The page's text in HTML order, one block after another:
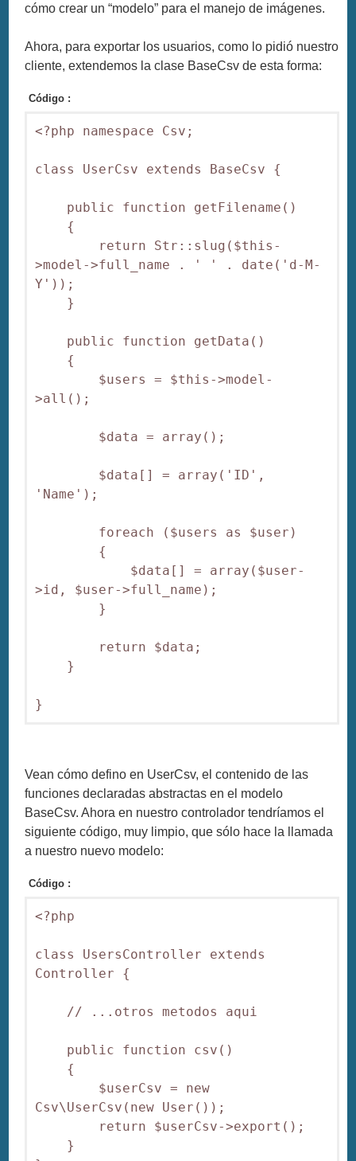
cómo crear un “modelo” para el manejo de imágenes.
Ahora, para exportar los usuarios, como lo pidió nuestro
cliente, extendemos la clase BaseCsv de esta forma:
Código :
<?php namespace Csv;
class UserCsv extends BaseCsv {
public function getFilename()
{
return Str::slug($this-
>model->full_name . ' ' . date('d-M-
Y'));
}
public function getData()
{
$users = $this->model-
>all();
$data = array();
$data[] = array('ID',
'Name');
foreach ($users as $user)
{
$data[] = array($user-
>id, $user->full_name);
}
return $data;
}
Vean cómo defino en UserCsv, el contenido de las
funciones declaradas abstractas en el modelo
BaseCsv. Ahora en nuestro controlador tendríamos el
siguiente código, muy limpio, que sólo hace la llamada
a nuestro nuevo modelo:
Código :
<?php
class UsersController extends
Controller {
// ...otros metodos aqui
public function csv()
{
$userCsv = new
Csv\UserCsv(new User());
return $userCsv->export();
}